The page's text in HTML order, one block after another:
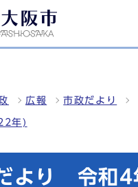
広報 市政だより
年)
より 令和4